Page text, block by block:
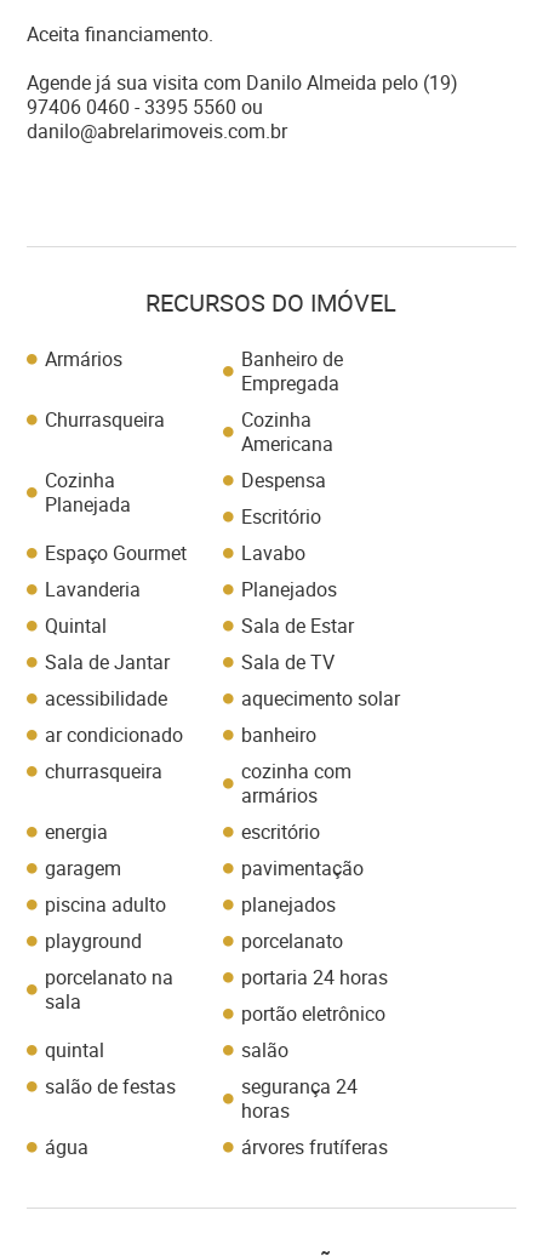
Aceita financiamento.
Agende já sua visita com Danilo Almeida pelo (19)
97406 0460 - 3395 5560 ou
danilo@abrelarimoveis.com.br
RECURSOS DO IMÓVEL
Armários
Banheiro de
Empregada
Churrasqueira
Cozinha
Americana
Cozinha
Planejada
Despensa
Escritório
Espaço Gourmet
Lavabo
Lavanderia
Planejados
Quintal
Sala de Estar
Sala de Jantar
Sala de TV
acessibilidade
aquecimento solar
ar condicionado
banheiro
churrasqueira
cozinha com
armários
energia
escritório
garagem
pavimentação
piscina adulto
planejados
playground
porcelanato
porcelanato na
sala
portaria 24 horas
portão eletrônico
quintal
salão
salão de festas
segurança 24
horas
água
árvores frutíferas